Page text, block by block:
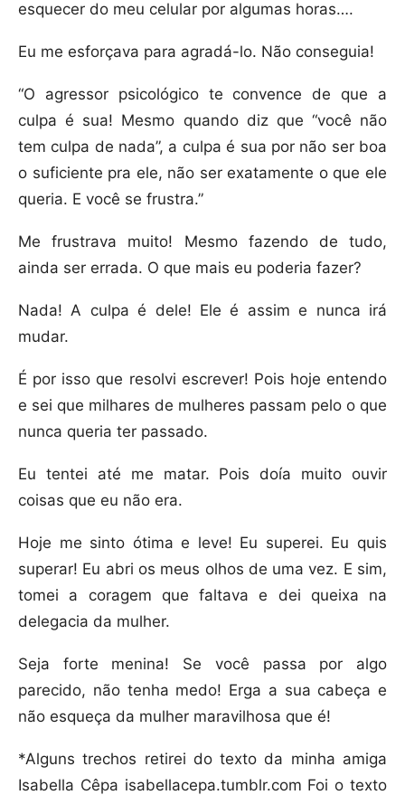
esquecer do meu celular por algumas horas….
Eu me esforçava para agradá-lo. Não conseguia!
“O agressor psicológico te convence de que a
culpa é sua! Mesmo quando diz que “você não
tem culpa de nada”, a culpa é sua por não ser boa
o suficiente pra ele, não ser exatamente o que ele
queria. E você se frustra.”
Me frustrava muito! Mesmo fazendo de tudo,
ainda ser errada. O que mais eu poderia fazer?
Nada! A culpa é dele! Ele é assim e nunca irá
mudar.
É por isso que resolvi escrever! Pois hoje entendo
e sei que milhares de mulheres passam pelo o que
nunca queria ter passado.
Eu tentei até me matar. Pois doía muito ouvir
coisas que eu não era.
Hoje me sinto ótima e leve! Eu superei. Eu quis
superar! Eu abri os meus olhos de uma vez. E sim,
tomei a coragem que faltava e dei queixa na
delegacia da mulher.
Seja forte menina! Se você passa por algo
parecido, não tenha medo! Erga a sua cabeça e
não esqueça da mulher maravilhosa que é!
*Alguns trechos retirei do texto da minha amiga
Isabella Cêpa isabellacepa.tumblr.com Foi o texto